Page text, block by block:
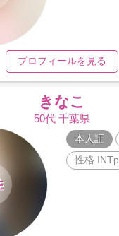
プロフィールを見る
きなこ
50代 千葉県
本人証
性格 INTp